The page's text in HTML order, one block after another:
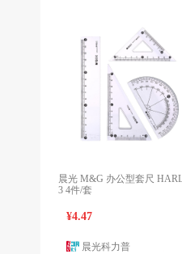
晨光 M&G 办公型套尺
3 4件/套
¥4.47
晨光科力普